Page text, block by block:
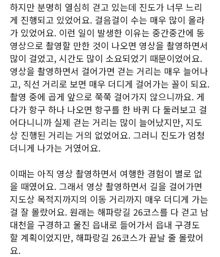
하지만 분명히 열심히 걷고 있는데 진도가 너무 느리
게 진행되고 있었어요. 걸음걸이 수는 매우 많이 올라
가 있었어요. 이런 일이 발생한 이유는 중간중간에 동
영상으로 촬영할 만한 것이 나오면 영상을 촬영하면서
많이 걸었고, 시간도 많이 소요되었기 때문이었어요.
영상을 촬영하면서 걸어가면 걷는 거리는 매우 늘어나
고, 직선 거리로 보면 매우 더디게 걸어가는 꼴이 되요.
촬영 중에 곱게 앞으로 쭉쭉 걸어가지 않으니까요. 게
다가 항구 하나 나오면 항구를 한 바퀴 다 둘러보고 걸
어다니니까 실제 걷는 거리는 많이 늘어났지만, 지도
상 진행된 거리는 거의 없었어요. 그러니 진도가 엄청
더니게 나가는 거였어요.
이때는 아직 영상 촬영하면서 여행한 경험이 별로 없
을 때였어요. 그래서 영상 촬영하면서 길을 걸어가면
지도상 목적지까지의 이동 거리까지 매우 더디게 가는
걸 잘 몰랐어요. 원래는 해파랑길 26코스를 다 걷고 남
대천을 구경하고 울진 읍내로 들어가서 읍내 구경도
할 계획이었지만, 해파랑길 26코스가 끝날 줄 몰랐어
요.